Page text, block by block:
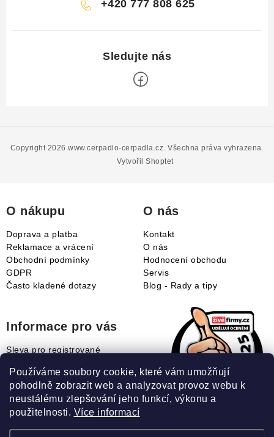
Používáme soubory cookie, které vám umožňují
pohodlně zobrazit web a analyzovat provoz webu k
neustálému zlepšování jeho funkcí, výkonu a
použitelnosti. Více informací
+420 777 808 625
Vytvořil Shoptet
Copyright 2026www.cerpadlo-cerpadla.cz . Všechna práva vyhrazena.
O nákupu
Doprava a platba
Reklamace a vrácení
Obchodní podmínky
GDPR
Často kladené dotazy
O nás
Kontakt
O nás
Hodnocení obchodu
Servis
Blog - Rady a tipy
Informace pro vás
Sleva pro registrované
Jak uplatnit slevový kupón?
Jak nakupovat?
Slovník pojmů